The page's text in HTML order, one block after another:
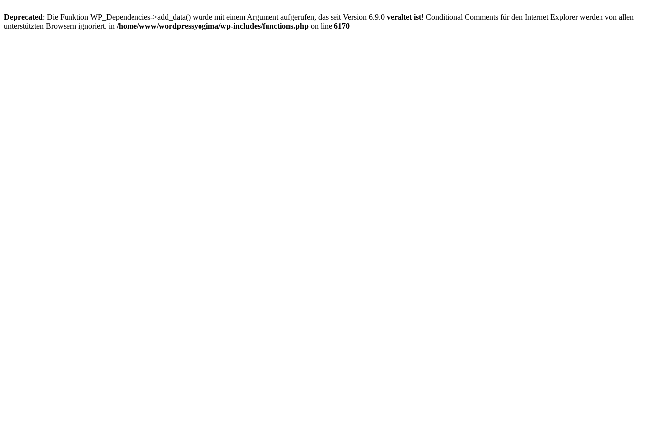
Deprecated: Die Funktion WP_Dependencies->add_data() wurde mit einem Argument aufgerufen, das seit Version 6.9.0 veraltet ist! Conditional Comments für den Internet Explorer werden von allen
unterstützten Browsern ignoriert. in /home/www/wordpressyogima/wp-includes/functions.php on line 6170